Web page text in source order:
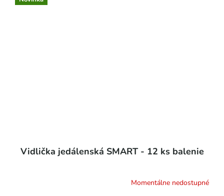
Vidlička jedálenská SMART - 12 ks balenie
Momentálne nedostupné